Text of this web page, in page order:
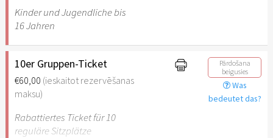
Kinder und Jugendliche bis
16 Jahren
10er Gruppen-Ticket
€60,00 (ieskaitot rezervēšanas
maksu)
Pārdošana
beigusies
Was
bedeutet das?
Rabattiertes Ticket für 10
reguläre Sitzplätze